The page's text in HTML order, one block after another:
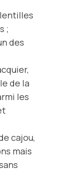
;
des
de la
les
cajou,
mais